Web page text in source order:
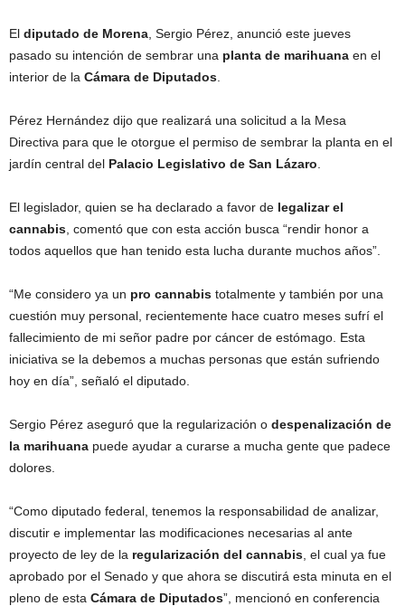
El diputado de Morena , Sergio Pérez, anunció este jueves
pasado su intención de sembrar una planta de marihuana en el
interior de la Cámara de Diputados
Pérez Hernández dijo que realizará una solicitud a la Mesa
Directiva para que le otorgue el permiso de sembrar la planta en el
jardín central del Palacio Legislativo de San Lázaro
El legislador, quien se ha declarado a favor de legalizar el
cannabis , comentó que con esta acción busca “rendir honor a
todos aquellos que han tenido esta lucha durante muchos años”.
“Me considero ya un pro cannabis totalmente y también por una
cuestión muy personal, recientemente hace cuatro meses sufrí el
fallecimiento de mi señor padre por cáncer de estómago. Esta
iniciativa se la debemos a muchas personas que están sufriendo
hoy en día”, señaló el diputado.
Sergio Pérez aseguró que la regularización o despenalización de
la marihuana puede ayudar a curarse a mucha gente que padece
dolores.
“Como diputado federal, tenemos la responsabilidad de analizar,
discutir e implementar las modificaciones necesarias al ante
proyecto de ley de la regularización del cannabis , el cual ya fue
aprobado por el Senado y que ahora se discutirá esta minuta en el
pleno de esta Cámara de Diputados”, mencionó en conferencia